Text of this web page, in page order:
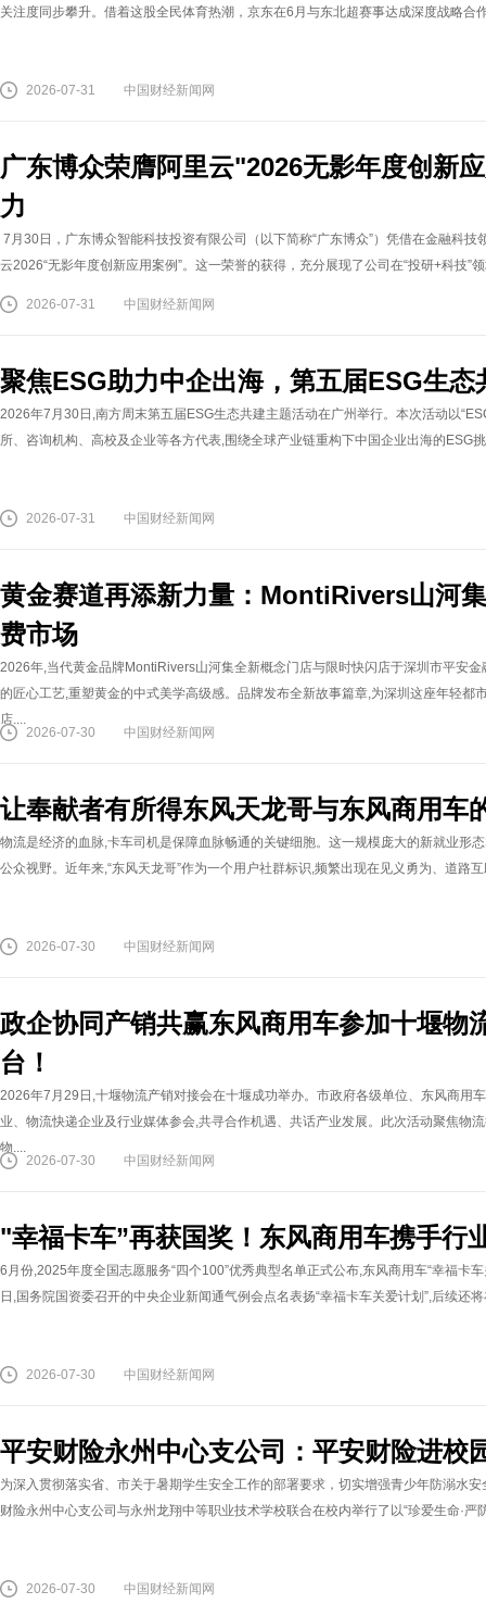
关注度同步攀升。借着这股全民体育热潮，京东在6月与东北超赛事达成深度战略合
2026-07-31 中国财经新闻网
广东博众荣膺阿里云"2026无影年度创新
力
7月30日，广东博众智能科技投资有限公司（以下简称“广东博众”）凭借在金融科
云2026“无影年度创新应用案例”。这一荣誉的获得，充分展现了公司在“投研+科技”
2026-07-31 中国财经新闻网
聚焦ESG助力中企出海，第五届ESG生
2026年7月30日,南方周末第五届ESG生态共建主题活动在广州举行。本次活动以
所、咨询机构、高校及企业等各方代表,围绕全球产业链重构下中国企业出海的ESG
2026-07-31 中国财经新闻网
黄金赛道再添新力量：MontiRivers山河
费市场
2026年,当代黄金品牌MontiRivers山河集全新概念门店与限时快闪店于深圳市平安
的匠心工艺,重塑黄金的中式美学高级感。品牌发布全新故事篇章,为深圳这座年轻都
店....
2026-07-30
中国财经新闻网
让奉献者有所得东风天龙哥与东风商用车
物流是经济的血脉,卡车司机是保障血脉畅通的关键细胞。这一规模庞大的新就业形
公众视野。近年来,“东风天龙哥”作为一个用户社群标识,频繁出现在见义勇为、道
2026-07-30 中国财经新闻网
政企协同产销共赢东风商用车参加十堰物
台！
2026年7月29日,十堰物流产销对接会在十堰成功举办。市政府各级单位、东风商用
业、物流快递企业及行业媒体参会,共寻合作机遇、共话产业发展。此次活动聚焦物
物....
2026-07-30
中国财经新闻网
"幸福卡车”再获国奖！东风商用车携手行
6月份,2025年度全国志愿服务“四个100”优秀典型名单正式公布,东风商用车“幸福卡
日,国务院国资委召开的中央企业新闻通气例会点名表扬“幸福卡车关爱计划”,后续还
2026-07-30 中国财经新闻网
平安财险永州中心支公司：平安财险进校
为深入贯彻落实省、市关于暑期学生安全工作的部署要求，切实增强青少年防溺水
财险永州中心支公司与永州龙翔中等职业技术学校联合在校内举行了以“珍爱生命·严
2026-07-30 中国财经新闻网